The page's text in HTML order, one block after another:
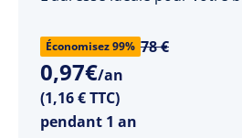
Économisez 99% 78 €
0,97€/an
(1,16 € TTC)
pendant 1 an